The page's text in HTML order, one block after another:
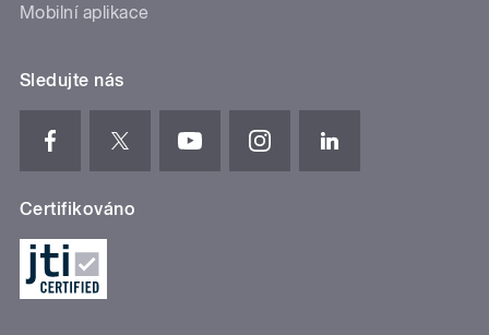
Mobilní aplikace
Sledujte nás
Certifikováno